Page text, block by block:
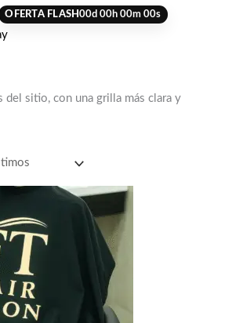
OFERTA FLASH00d00h00m00s
del sitio, con una grilla más clara y